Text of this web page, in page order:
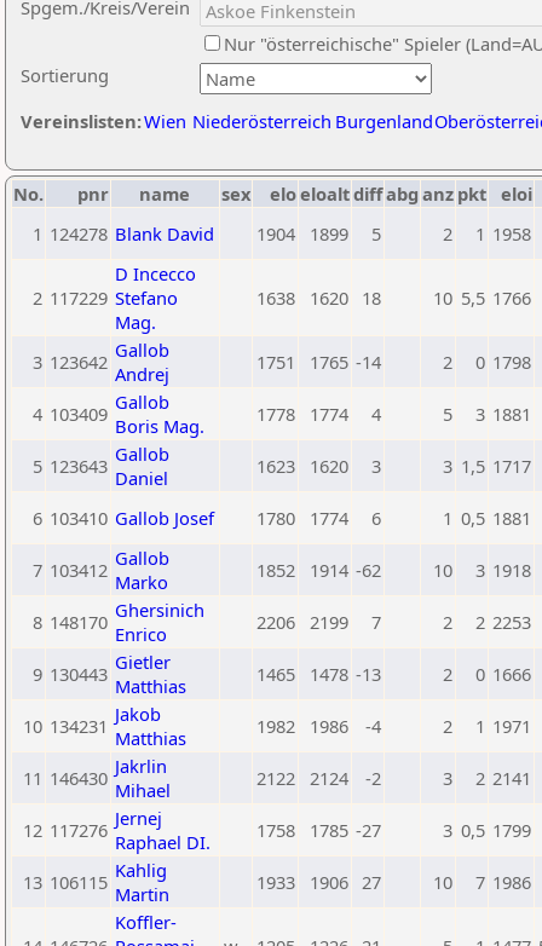
Sortierung
Spgem./Kreis/Verein
Nur "österreichische" Spieler
Vereinslisten:Wien Niederösterreich Burgenland
No. pnr name sex eloeloaltdiffabg anz pkt eloi
1 124278 Blank David 1904 1899 5 2 1 1958
2 117229
D Incecco
Stefano
Mag.
1638 1620 18 10 5,5 1766
3 123642 Gallob
Andrej
1751 1765 -14 2 0 1798
4 103409 Gallob
Boris Mag.
1778 1774 4 5 3 1881
5 123643 Gallob
Daniel
1623 1620 3 3 1,5 1717
6 103410 Gallob Josef 1780 1774 6 1 0,5 1881
7 103412 Gallob
Marko
1852 1914 -62 10 3 1918
8 148170 Ghersinich
Enrico
2206 2199 7 2 2 2253
9 130443 Gietler
Matthias
1465 1478 -13 2 0 1666
10 134231 Jakob
Matthias
1982 1986 -4 2 1 1971
11 146430 Jakrlin
Mihael
2122 2124 -2 3 2 2141
12 117276 Jernej
Raphael DI.
1758 1785 -27 3 0,5 1799
13 106115 Kahlig
Martin
1933 1906 27 10 7 1986
Koffler-